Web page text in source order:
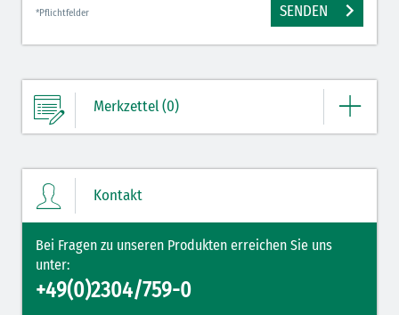
*Pflichtfelder SENDEN
Merkzettel (0)
ZUM MERKZETTEL
Kontakt
Bei Fragen zu unseren Produkten erreichen Sie uns
unter:
+49(0)2304/759-0